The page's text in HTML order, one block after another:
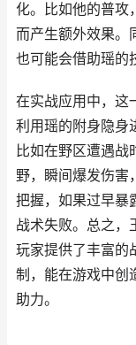
化。比如他的普攻
而产生额外效果。
也可能会借助瑶的
在实战应用中，这
利用瑶的附身隐身
比如在野区遭遇
野，瞬间爆发伤害
把握，如果过早暴
战术失败。总之，
玩家提供了丰富的
制，能在游戏中创
助力。